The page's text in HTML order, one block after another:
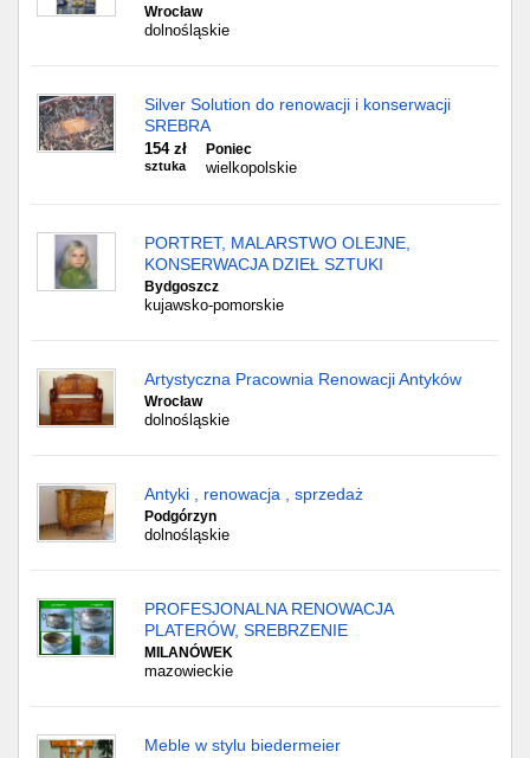
Wrocław
dolnośląskie
Silver Solution do renowacji i konserwacji
SREBRA
154 zł
sztuka
Poniec
wielkopolskie
PORTRET, MALARSTWO OLEJNE,
KONSERWACJA DZIEŁ SZTUKI
Bydgoszcz
kujawsko-pomorskie
Artystyczna Pracownia Renowacji Antyków
Wrocław
dolnośląskie
Antyki , renowacja , sprzedaż
Podgórzyn
dolnośląskie
PROFESJONALNA RENOWACJA
PLATERÓW, SREBRZENIE
MILANÓWEK
mazowieckie
Meble w stylu biedermeier